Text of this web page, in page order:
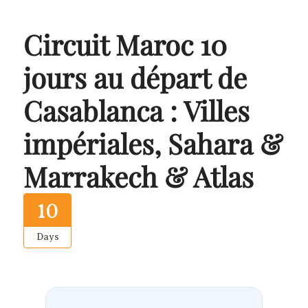
Circuit Maroc 10
jours au départ de
Casablanca : Villes
impériales, Sahara &
Marrakech & Atlas
10
Days